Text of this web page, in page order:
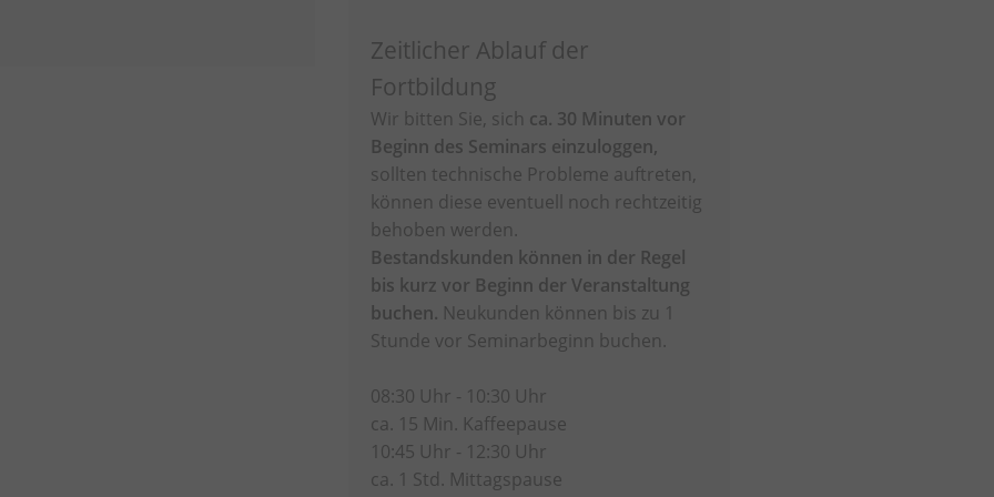
Zeitlicher Ablauf der
Fortbildung
Wir bitten Sie, sich ca. 30 Minuten vor
Beginn des Seminars einzuloggen,
sollten technische Probleme auftreten,
können diese eventuell noch rechtzeitig
behoben werden.
Bestandskunden können in der Regel
bis kurz vor Beginn der Veranstaltung
buchen. Neukunden können bis zu 1
Stunde vor Seminarbeginn buchen.
08:30 Uhr - 10:30 Uhr
ca. 15 Min. Kaffeepause
10:45 Uhr - 12:30 Uhr
ca. 1 Std. Mittagspause